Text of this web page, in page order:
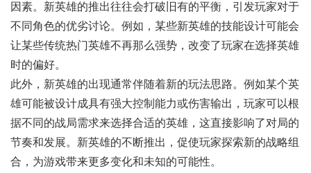
因素。新英雄的推出往往会打破旧有的平衡，引发玩家对于
不同角色的优劣讨论。例如，某些新英雄的技能设计可能会
让某些传统热门英雄不再那么强势，改变了玩家在选择英雄
时的偏好。
此外，新英雄的出现通常伴随着新的玩法思路。例如某个英
雄可能被设计成具有强大控制能力或伤害输出，玩家可以根
据不同的战局需求来选择合适的英雄，这直接影响了对局的
节奏和发展。新英雄的不断推出，促使玩家探索新的战略组
合，为游戏带来更多变化和未知的可能性。